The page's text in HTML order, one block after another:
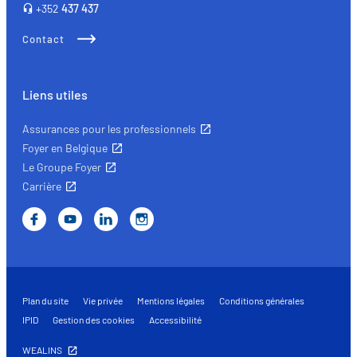
+352 437 437
Contact
Liens utiles
Assurances pour les professionnels
Foyer en Belgique
Le Groupe Foyer
Carrière
Plan du site Vie privée Mentions légales
Conditions générales
IPID
Gestion des cookies Accessibilité
WEALINS